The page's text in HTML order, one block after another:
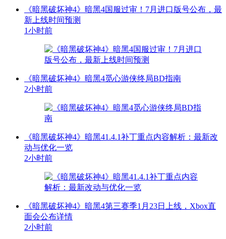
《暗黑破坏神4》暗黑4国服过审！7月进口版号公布，最
新上线时间预测
1小时前
《暗黑破坏神4》暗黑4觅心游侠终局BD指南
2小时前
《暗黑破坏神4》暗黑41.4.1补丁重点内容解析：最新改
动与优化一览
2小时前
《暗黑破坏神4》暗黑4第三赛季1月23日上线，Xbox直
面会公布详情
2小时前